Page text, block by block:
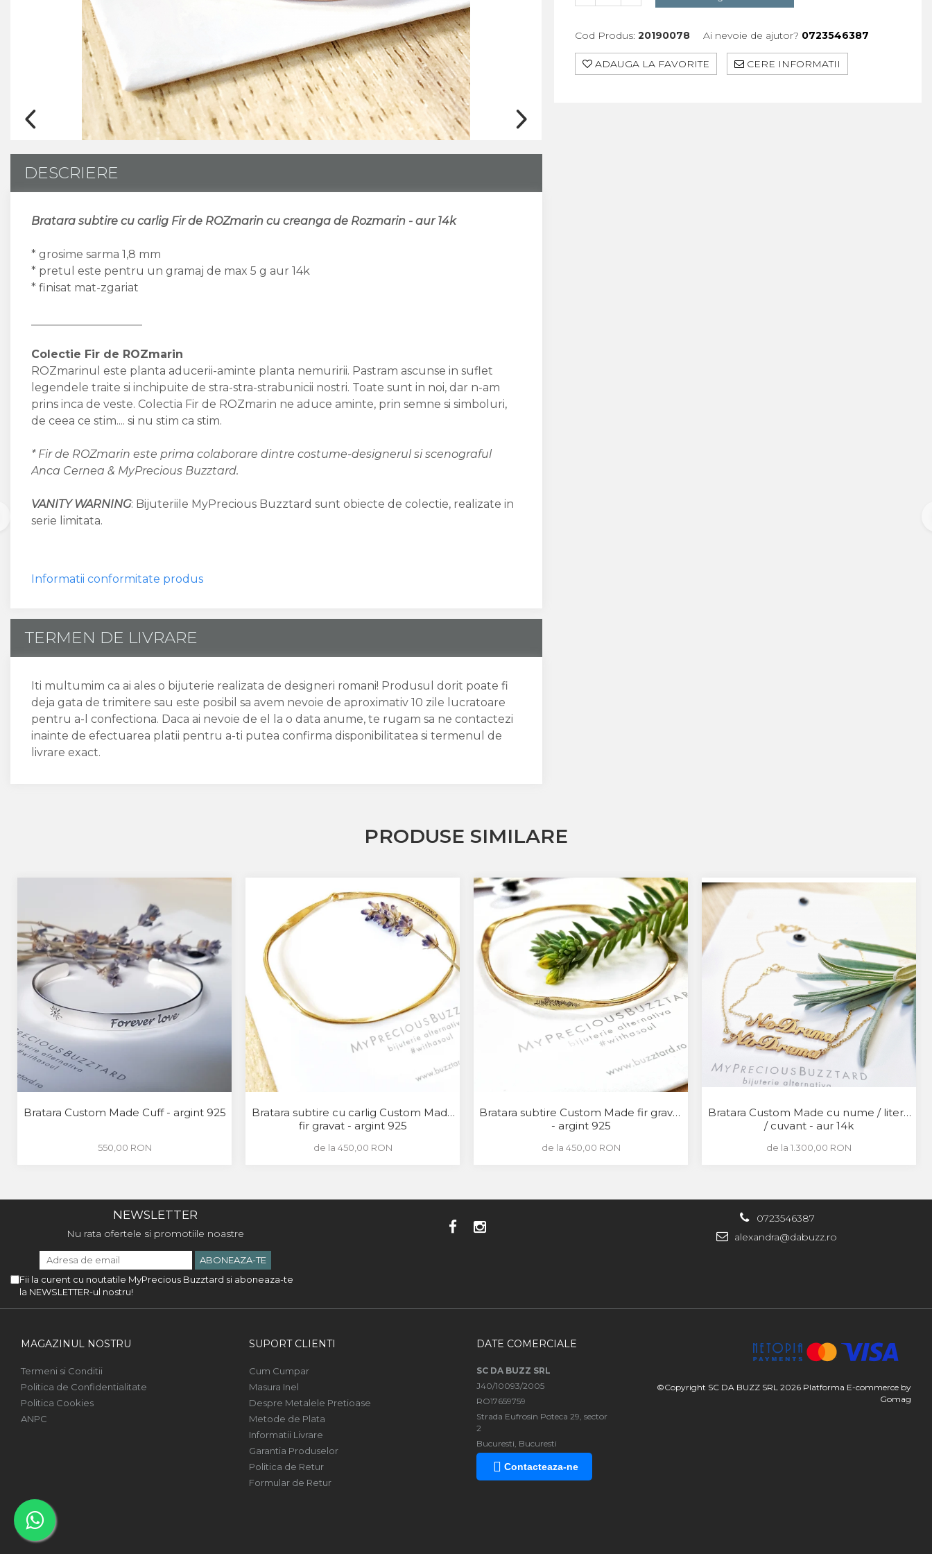
CUSTOM MADE
Animal Instinct
AN-TAN-TICHITAN
Cod Produs: 20190078 Ai nevoie de ajutor? 0723546387
ADAUGA LA FAVORITE CERE INFORMATII
DESCRIERE
Bratara subtire cu carlig Fir de ROZmarin cu creanga de Rozmarin - aur 14k
* grosime sarma 1,8 mm
* pretul este pentru un gramaj de max 5 g aur 14k
* finisat mat-zgariat
Colectie Fir de ROZmarin
ROZmarinul este planta aducerii-aminte planta nemuririi. Pastram ascunse in suflet
legendele traite si inchipuite de stra-stra-strabunicii nostri. Toate sunt in noi, dar n-am
prins inca de veste. Colectia Fir de ROZmarin ne aduce aminte, prin semne si simboluri,
de ceea ce stim.... si nu stim ca stim.
* Fir de ROZmarin este prima colaborare dintre costume-designerul si scenograful
Anca Cernea & MyPrecious Buzztard.
VANITY WARNING: Bijuteriile MyPrecious Buzztard sunt obiecte de colectie, realizate in
serie limitata.
Informatii conformitate produs
TERMEN DE LIVRARE
Iti multumim ca ai ales o bijuterie realizata de designeri romani! Produsul dorit poate fi
deja gata de trimitere sau este posibil sa avem nevoie de aproximativ 10 zile lucratoare
pentru a-l confectiona. Daca ai nevoie de el la o data anume, te rugam sa ne contactezi
inainte de efectuarea platii pentru a-ti putea confirma disponibilitatea si termenul de
livrare exact.
PRODUSE SIMILARE
Bratara Custom Made Cuff - argint 925
550,00 RON
Bratara subtire cu carlig Custom Made
fir gravat - argint 925
de la 450,00 RON
Bratara subtire Custom Made fir gravat
- argint 925
de la 450,00 RON
Bratara Custom Made cu nume / litere
/ cuvant - aur 14k
de la 1.300,00 RON
NEWSLETTER
Nu rata ofertele si promotiile noastre
Fii la curent cu noutatile MyPrecious Buzztard si aboneaza-te
la NEWSLETTER-ul nostru!
0723546387
alexandra@dabuzz.ro
MAGAZINUL NOSTRU
Termeni si Conditii
Politica de Confidentialitate
Politica Cookies
ANPC
SUPORT CLIENTI
Cum Cumpar
Masura Inel
Despre Metalele Pretioase
Metode de Plata
Informatii Livrare
Garantia Produselor
Politica de Retur
Formular de Retur
DATE COMERCIALE
SC DA BUZZ SRL
J40/10093/2005
RO17659759
Strada Eufrosin Poteca 29, sector
2
Bucuresti, Bucuresti
Contacteaza-ne
©Copyright SC DA BUZZ SRL 2026 Platforma E-commerce by
Gomag